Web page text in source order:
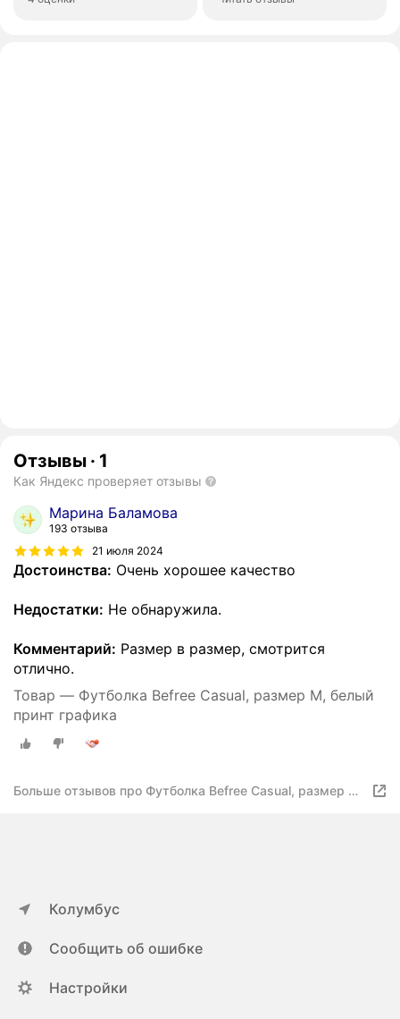
Отзывы · 1
Как Яндекс проверяет отзывы
Марина Баламова
193 отзыва
21 июля 2024
Достоинства: Очень хорошее качество
Недостатки: Не обнаружила.
Комментарий: Размер в размер, смотрится
отлично.
Товар — Футболка Befree Casual, размер M, белый
принт графика
Больше отзывов про Футболка Befree Casual, размер M,
Колумбус
Сообщить об ошибке
Настройки